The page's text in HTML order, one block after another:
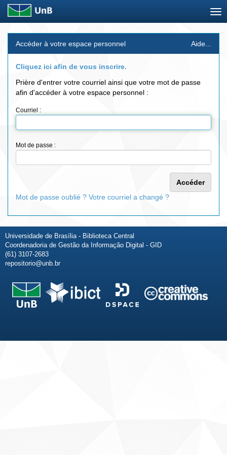
navigationAccéder à votre espace personnel Aide...
Cliquez ici afin de vous inscrire.
Prière d'entrer votre courriel ainsi que votre mot de passe
afin d'accéder à votre espace personnel :
Courriel :
Mot de passe :
Mot de passe oublié ? Votre courriel a changé ?
Universidade de Brasília - Biblioteca Central
Coordenadoria de Gestão da Informação Digital - GID
(61) 3107-2683
repositorio@unb.br